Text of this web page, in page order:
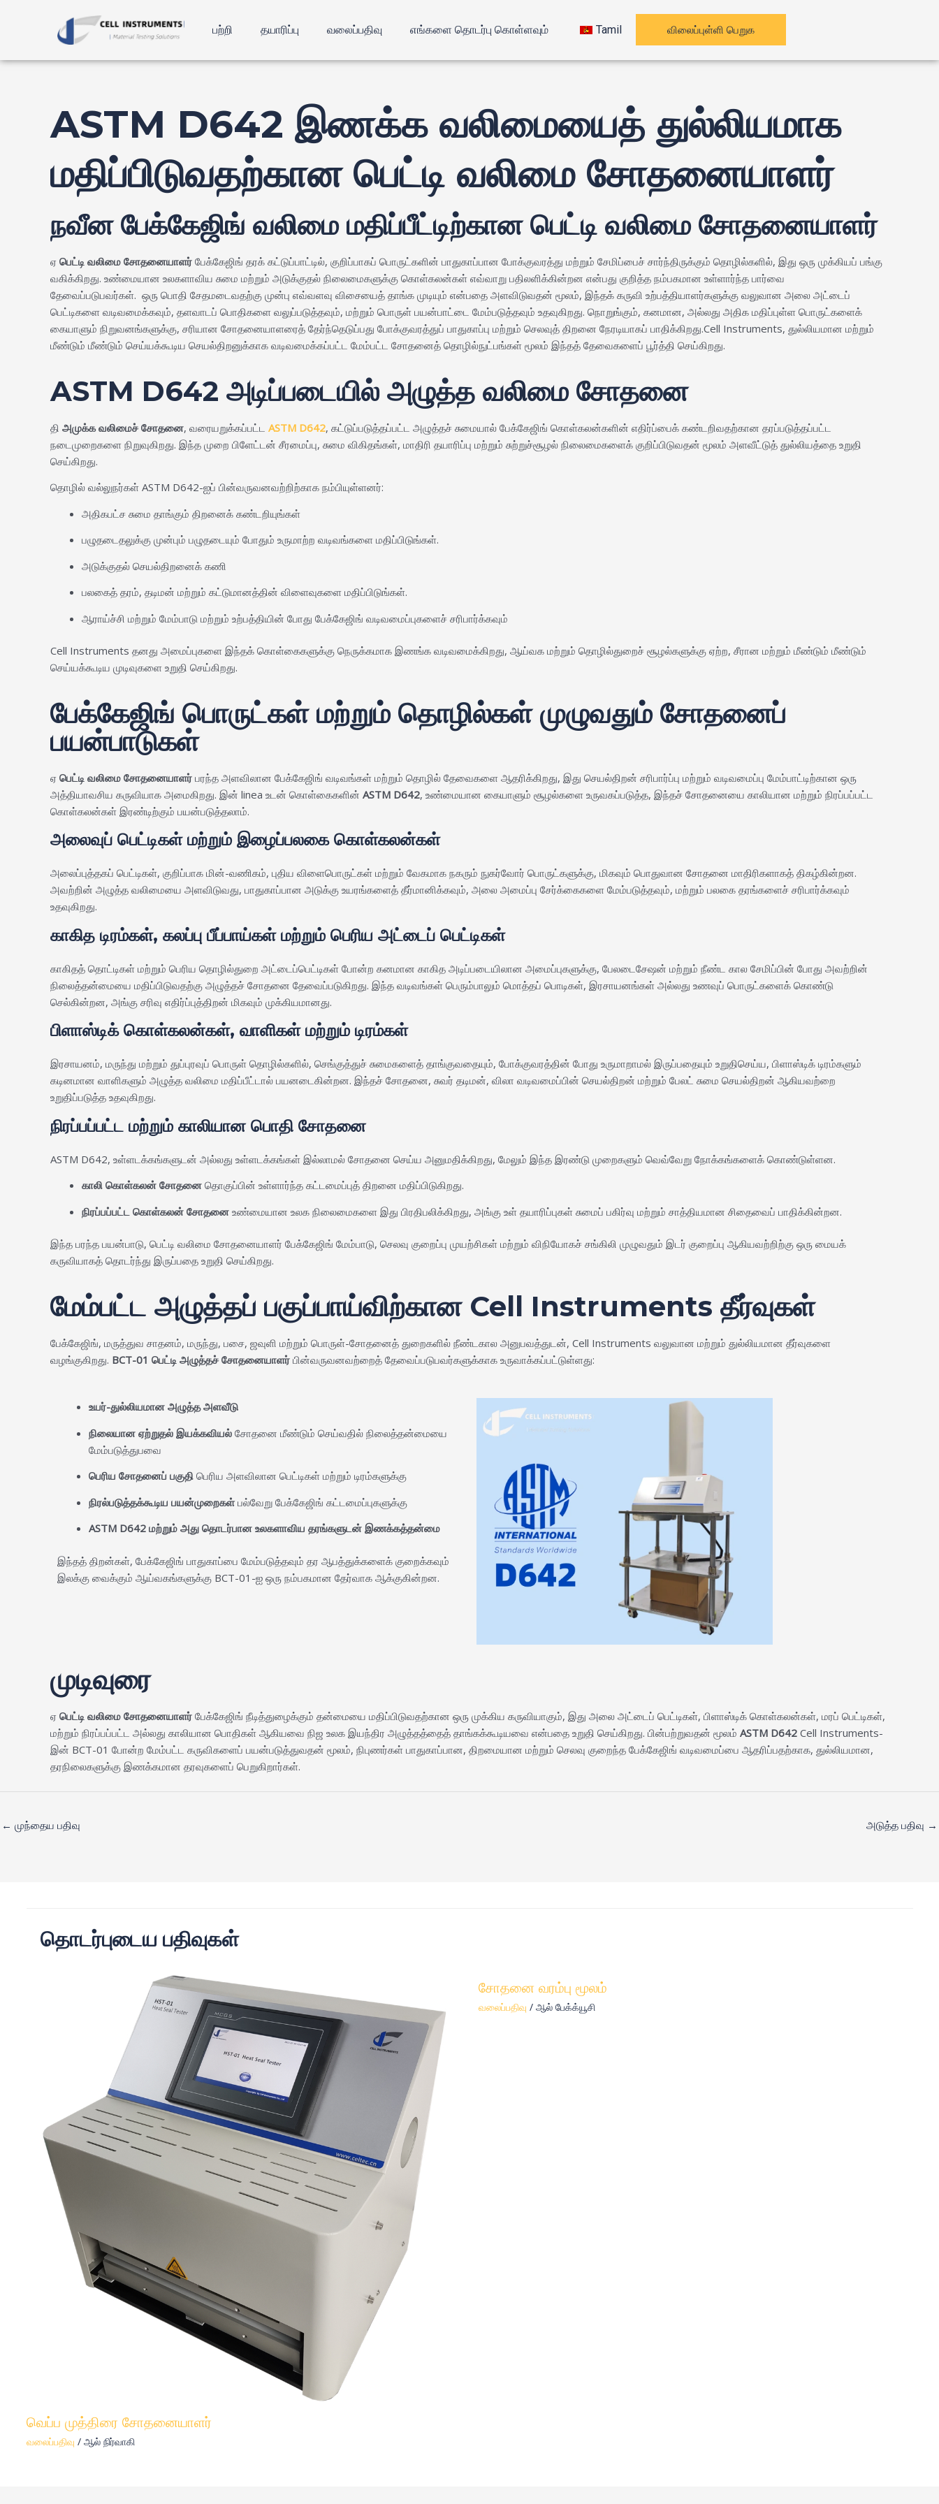
பற்றி தயாரிப்பு வலைப்பதிவு எங்களை தொடர்பு கொள்ளவும் Tamil விலைப்புள்ளி பெறுக
ASTM D642 இணக்க வலிமையைத் துல்லியமாக
மதிப்பிடுவதற்கான பெட்டி வலிமை சோதனையாளர்
நவீன பேக்கேஜிங் வலிமை மதிப்பீட்டிற்கான பெட்டி வலிமை சோதனையாளர்
ஏ பெட்டி வலிமை சோதனையாளர் பேக்கேஜிங் தரக் கட்டுப்பாட்டில், குறிப்பாகப் பொருட்களின் பாதுகாப்பான போக்குவரத்து மற்றும் சேமிப்பைச் சார்ந்திருக்கும் தொழில்களில், இது ஒரு முக்கியப் பங்கு
வகிக்கிறது. உண்மையான உலகளாவிய சுமை மற்றும் அடுக்குதல் நிலைமைகளுக்கு கொள்கலன்கள் எவ்வாறு பதிலளிக்கின்றன என்பது குறித்த நம்பகமான உள்ளார்ந்த பார்வை
தேவைப்படுபவர்கள். ஒரு பொதி சேதமடைவதற்கு முன்பு எவ்வளவு விசையைத் தாங்க முடியும் என்பதை அளவிடுவதன் மூலம், இந்தக் கருவி உற்பத்தியாளர்களுக்கு வலுவான அலை அட்டைப்
பெட்டிகளை வடிவமைக்கவும், தளவாடப் பொதிகளை வலுப்படுத்தவும், மற்றும் பொருள் பயன்பாட்டை மேம்படுத்தவும் உதவுகிறது. நொறுங்கும், கனமான, அல்லது அதிக மதிப்புள்ள பொருட்களைக்
கையாளும் நிறுவனங்களுக்கு, சரியான சோதனையாளரைத் தேர்ந்தெடுப்பது போக்குவரத்துப் பாதுகாப்பு மற்றும் செலவுத் திறனை நேரடியாகப் பாதிக்கிறது.Cell Instruments, துல்லியமான மற்றும்
மீண்டும் மீண்டும் செய்யக்கூடிய செயல்திறனுக்காக வடிவமைக்கப்பட்ட மேம்பட்ட சோதனைத் தொழில்நுட்பங்கள் மூலம் இந்தத் தேவைகளைப் பூர்த்தி செய்கிறது.
ASTM D642 அடிப்படையில் அழுத்த வலிமை சோதனை
தி அமுக்க வலிமைச் சோதனை, வரையறுக்கப்பட்ட ASTM D642, கட்டுப்படுத்தப்பட்ட அழுத்தச் சுமையால் பேக்கேஜிங் கொள்கலன்களின் எதிர்ப்பைக் கண்டறிவதற்கான தரப்படுத்தப்பட்ட
நடைமுறைகளை நிறுவுகிறது. இந்த முறை பிளேட்டன் சீரமைப்பு, சுமை விகிதங்கள், மாதிரி தயாரிப்பு மற்றும் சுற்றுச்சூழல் நிலைமைகளைக் குறிப்பிடுவதன் மூலம் அளவீட்டுத் துல்லியத்தை உறுதி
செய்கிறது.
தொழில் வல்லுநர்கள் ASTM D642-ஐப் பின்வருவனவற்றிற்காக நம்பியுள்ளனர்:
அதிகபட்ச சுமை தாங்கும் திறனைக் கண்டறியுங்கள்
பழுதடைதலுக்கு முன்பும் பழுதடையும் போதும் உருமாற்ற வடிவங்களை மதிப்பிடுங்கள்.
அடுக்குதல் செயல்திறனைக் கணி
பலகைத் தரம், தடிமன் மற்றும் கட்டுமானத்தின் விளைவுகளை மதிப்பிடுங்கள்.
ஆராய்ச்சி மற்றும் மேம்பாடு மற்றும் உற்பத்தியின் போது பேக்கேஜிங் வடிவமைப்புகளைச் சரிபார்க்கவும்
Cell Instruments தனது அமைப்புகளை இந்தக் கொள்கைகளுக்கு நெருக்கமாக இணங்க வடிவமைக்கிறது, ஆய்வக மற்றும் தொழில்துறைச் சூழல்களுக்கு ஏற்ற, சீரான மற்றும் மீண்டும் மீண்டும்
செய்யக்கூடிய முடிவுகளை உறுதி செய்கிறது.
பேக்கேஜிங் பொருட்கள் மற்றும் தொழில்கள் முழுவதும் சோதனைப்
பயன்பாடுகள்
ஏ பெட்டி வலிமை சோதனையாளர் பரந்த அளவிலான பேக்கேஜிங் வடிவங்கள் மற்றும் தொழில் தேவைகளை ஆதரிக்கிறது, இது செயல்திறன் சரிபார்ப்பு மற்றும் வடிவமைப்பு மேம்பாட்டிற்கான ஒரு
அத்தியாவசிய கருவியாக அமைகிறது. இன் linea உடன் கொள்கைகளின் ASTM D642, உண்மையான கையாளும் சூழல்களை உருவகப்படுத்த, இந்தச் சோதனையை காலியான மற்றும் நிரப்பப்பட்ட
கொள்கலன்கள் இரண்டிற்கும் பயன்படுத்தலாம்.
அலைவுப் பெட்டிகள் மற்றும் இழைப்பலகை கொள்கலன்கள்
அலைப்புத்தகப் பெட்டிகள், குறிப்பாக மின்-வணிகம், புதிய விளைபொருட்கள் மற்றும் வேகமாக நகரும் நுகர்வோர் பொருட்களுக்கு, மிகவும் பொதுவான சோதனை மாதிரிகளாகத் திகழ்கின்றன.
அவற்றின் அழுத்த வலிமையை அளவிடுவது, பாதுகாப்பான அடுக்கு உயரங்களைத் தீர்மானிக்கவும், அலை அமைப்பு சேர்க்கைகளை மேம்படுத்தவும், மற்றும் பலகை தரங்களைச் சரிபார்க்கவும்
உதவுகிறது.
காகித டிரம்கள், கலப்பு பீப்பாய்கள் மற்றும் பெரிய அட்டைப் பெட்டிகள்
காகிதத் தொட்டிகள் மற்றும் பெரிய தொழில்துறை அட்டைப்பெட்டிகள் போன்ற கனமான காகித அடிப்படையிலான அமைப்புகளுக்கு, பேலடைசேஷன் மற்றும் நீண்ட கால சேமிப்பின் போது அவற்றின்
நிலைத்தன்மையை மதிப்பிடுவதற்கு அழுத்தச் சோதனை தேவைப்படுகிறது. இந்த வடிவங்கள் பெரும்பாலும் மொத்தப் பொடிகள், இரசாயனங்கள் அல்லது உணவுப் பொருட்களைக் கொண்டு
செல்கின்றன, அங்கு சரிவு எதிர்ப்புத்திறன் மிகவும் முக்கியமானது.
பிளாஸ்டிக் கொள்கலன்கள், வாளிகள் மற்றும் டிரம்கள்
இரசாயனம், மருந்து மற்றும் துப்புரவுப் பொருள் தொழில்களில், செங்குத்துச் சுமைகளைத் தாங்குவதையும், போக்குவரத்தின் போது உருமாறாமல் இருப்பதையும் உறுதிசெய்ய, பிளாஸ்டிக் டிரம்களும்
கடினமான வாளிகளும் அழுத்த வலிமை மதிப்பீட்டால் பயனடைகின்றன. இந்தச் சோதனை, சுவர் தடிமன், விலா வடிவமைப்பின் செயல்திறன் மற்றும் பேலட் சுமை செயல்திறன் ஆகியவற்றை
உறுதிப்படுத்த உதவுகிறது.
நிரப்பப்பட்ட மற்றும் காலியான பொதி சோதனை
ASTM D642, உள்ளடக்கங்களுடன் அல்லது உள்ளடக்கங்கள் இல்லாமல் சோதனை செய்ய அனுமதிக்கிறது, மேலும் இந்த இரண்டு முறைகளும் வெவ்வேறு நோக்கங்களைக் கொண்டுள்ளன.
காலி கொள்கலன் சோதனை தொகுப்பின் உள்ளார்ந்த கட்டமைப்புத் திறனை மதிப்பிடுகிறது.
நிரப்பப்பட்ட கொள்கலன் சோதனை உண்மையான உலக நிலைமைகளை இது பிரதிபலிக்கிறது, அங்கு உள் தயாரிப்புகள் சுமைப் பகிர்வு மற்றும் சாத்தியமான சிதைவைப் பாதிக்கின்றன.
இந்த பரந்த பயன்பாடு, பெட்டி வலிமை சோதனையாளர் பேக்கேஜிங் மேம்பாடு, செலவு குறைப்பு முயற்சிகள் மற்றும் விநியோகச் சங்கிலி முழுவதும் இடர் குறைப்பு ஆகியவற்றிற்கு ஒரு மையக்
கருவியாகத் தொடர்ந்து இருப்பதை உறுதி செய்கிறது.
மேம்பட்ட அழுத்தப் பகுப்பாய்விற்கான Cell Instruments தீர்வுகள்
பேக்கேஜிங், மருத்துவ சாதனம், மருந்து, பசை, ஜவுளி மற்றும் பொருள்-சோதனைத் துறைகளில் நீண்டகால அனுபவத்துடன், Cell Instruments வலுவான மற்றும் துல்லியமான தீர்வுகளை
வழங்குகிறது. BCT-01 பெட்டி அழுத்தச் சோதனையாளர் பின்வருவனவற்றைத் தேவைப்படுபவர்களுக்காக உருவாக்கப்பட்டுள்ளது:
உயர்-துல்லியமான அழுத்த அளவீடு
நிலையான ஏற்றுதல் இயக்கவியல் சோதனை மீண்டும் செய்வதில் நிலைத்தன்மையை
மேம்படுத்துபவை
பெரிய சோதனைப் பகுதி பெரிய அளவிலான பெட்டிகள் மற்றும் டிரம்களுக்கு
நிரல்படுத்தக்கூடிய பயன்முறைகள்பல்வேறு பேக்கேஜிங் கட்டமைப்புகளுக்கு
ASTM D642 மற்றும் அது தொடர்பான உலகளாவிய தரங்களுடன் இணக்கத்தன்மை
இந்தத் திறன்கள், பேக்கேஜிங் பாதுகாப்பை மேம்படுத்தவும் தர ஆபத்துக்களைக் குறைக்கவும்
இலக்கு வைக்கும் ஆய்வகங்களுக்கு BCT-01-ஐ ஒரு நம்பகமான தேர்வாக ஆக்குகின்றன.
முடிவுரை
ஏ பெட்டி வலிமை சோதனையாளர் பேக்கேஜிங் நீடித்துழைக்கும் தன்மையை மதிப்பிடுவதற்கான ஒரு முக்கிய கருவியாகும், இது அலை அட்டைப் பெட்டிகள், பிளாஸ்டிக் கொள்கலன்கள், மரப் பெட்டிகள்,
மற்றும் நிரப்பப்பட்ட அல்லது காலியான பொதிகள் ஆகியவை நிஜ உலக இயந்திர அழுத்தத்தைத் தாங்கக்கூடியவை என்பதை உறுதி செய்கிறது. பின்பற்றுவதன் மூலம் ASTM D642 Cell Instruments-
இன் BCT-01 போன்ற மேம்பட்ட கருவிகளைப் பயன்படுத்துவதன் மூலம், நிபுணர்கள் பாதுகாப்பான, திறமையான மற்றும் செலவு குறைந்த பேக்கேஜிங் வடிவமைப்பை ஆதரிப்பதற்காக, துல்லியமான,
தரநிலைகளுக்கு இணக்கமான தரவுகளைப் பெறுகிறார்கள்.
← முந்தைய பதிவு அடுத்த பதிவு →
தொடர்புடைய பதிவுகள்
வெப்ப முத்திரை சோதனையாளர்
வலைப்பதிவு / ஆல் நிர்வாகி
சோதனை வரம்பு மூலம்
வலைப்பதிவு / ஆல் பேக்க்யூசி